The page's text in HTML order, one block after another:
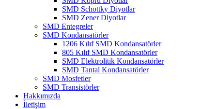
SMD Schottky Diyotlar
SMD Zener Diyotlar
SMD Entegreler
SMD Kondansatörler
1206 Kılıf SMD Kondansatörler
805 Kılıf SMD Kondansatörler
SMD Elektrolitik Kondansatörler
SMD Tantal Kondansatörler
SMD Mosfetler
SMD Transistörler
Hakkımızda
İletişim